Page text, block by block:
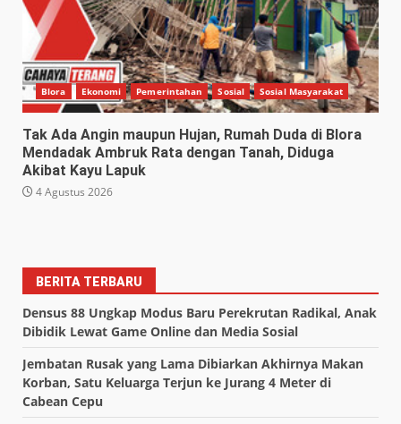
Blora Ekonomi Pemerintahan Sosial Sosial Masyarakat
Tak Ada Angin maupun Hujan, Rumah Duda di Blora
Mendadak Ambruk Rata dengan Tanah, Diduga
Akibat Kayu Lapuk
4 Agustus 2026
BERITA TERBARU
Densus 88 Ungkap Modus Baru Perekrutan Radikal, Anak
Dibidik Lewat Game Online dan Media Sosial
Jembatan Rusak yang Lama Dibiarkan Akhirnya Makan
Korban, Satu Keluarga Terjun ke Jurang 4 Meter di
Cabean Cepu